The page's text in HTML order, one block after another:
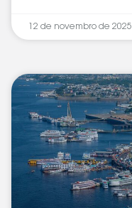
12 de novembro de 2025